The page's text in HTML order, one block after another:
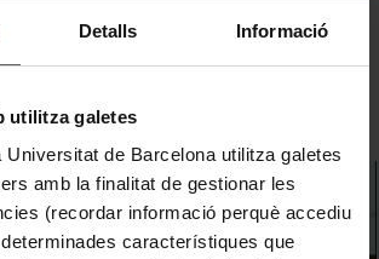
Detalls Informació
utilitza galetes
Universitat de Barcelona utilitza galetes
amb la finalitat de gestionar les
(recordar informació perquè accediu
característiques que